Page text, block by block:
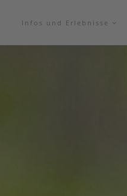
Infos und Erlebnisse